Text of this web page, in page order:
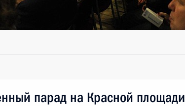
парад на Красной площади